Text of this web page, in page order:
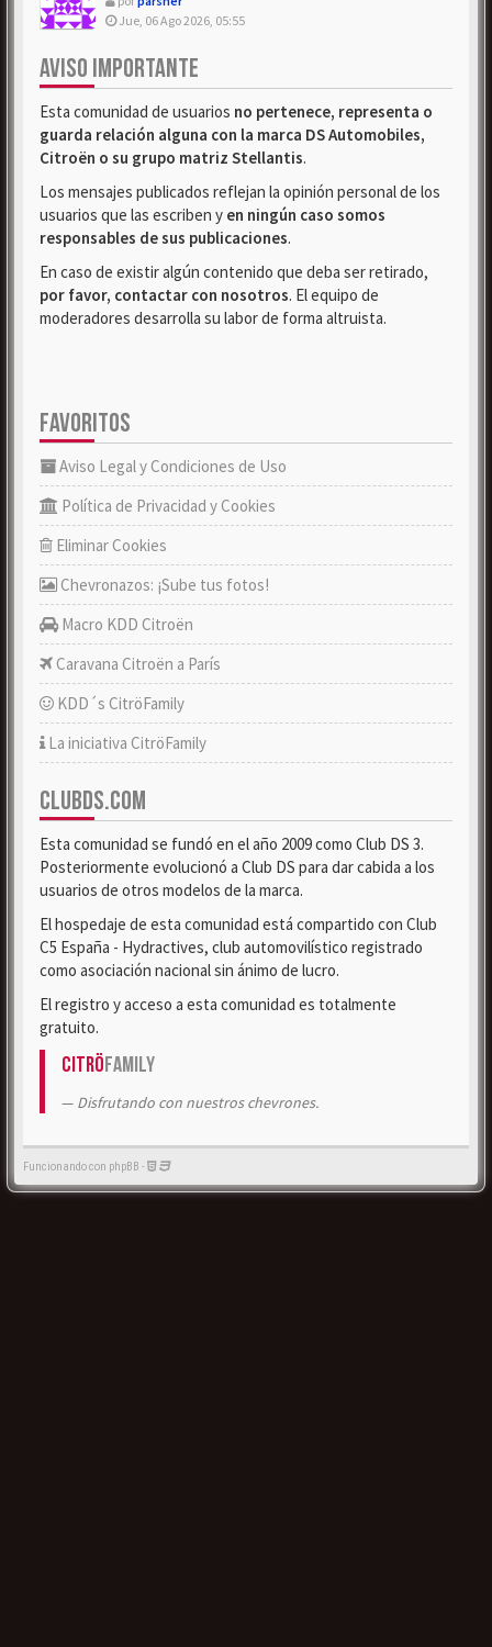
Jue, 06 Ago 2026, 05:55
AVISO IMPORTANTE
Esta comunidad de usuarios no pertenece, representa o
guarda relación alguna con la marca DS Automobiles,
Citroën o su grupo matriz Stellantis.
Los mensajes publicados reflejan la opinión personal de los
usuarios que las escriben y en ningún caso somos
responsables de sus publicaciones.
En caso de existir algún contenido que deba ser retirado,
por favor, contactar con nosotros. El equipo de
moderadores desarrolla su labor de forma altruista.
FAVORITOS
Aviso Legal y Condiciones de Uso
Política de Privacidad y Cookies
Eliminar Cookies
Chevronazos: ¡Sube tus fotos!
Macro KDD Citroën
Caravana Citroën a París
KDD´s CitröFamily
La iniciativa CitröFamily
CLUBDS.COM
Esta comunidad se fundó en el año 2009 como Club DS 3.
Posteriormente evolucionó a Club DS para dar cabida a los
usuarios de otros modelos de la marca.
El hospedaje de esta comunidad está compartido con Club
C5 España - Hydractives, club automovilístico registrado
como asociación nacional sin ánimo de lucro.
El registro y acceso a esta comunidad es totalmente
gratuito.
CitröFamily
Disfrutando con nuestros chevrones.
Funcionando con phpBB -